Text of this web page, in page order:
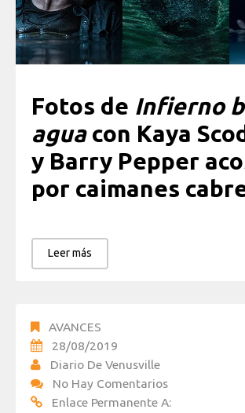
Fotos de Infierno
aguacon Kaya
y Barry Pepper
por caimanes
Leer más
AVANCES
28/08/2019
Diario De Venusville
No Hay Comentarios
Enlace Permanente A: